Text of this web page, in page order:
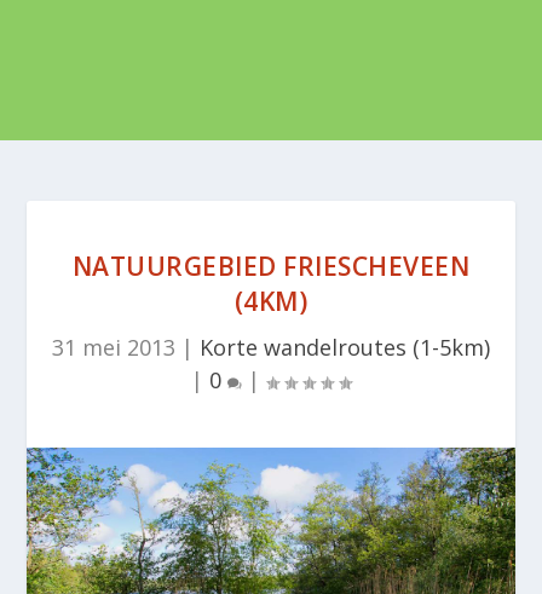
NATUURGEBIED FRIESCHEVEEN
(4KM)
31 mei 2013 | Korte wandelroutes (1-5km)
| 0 |